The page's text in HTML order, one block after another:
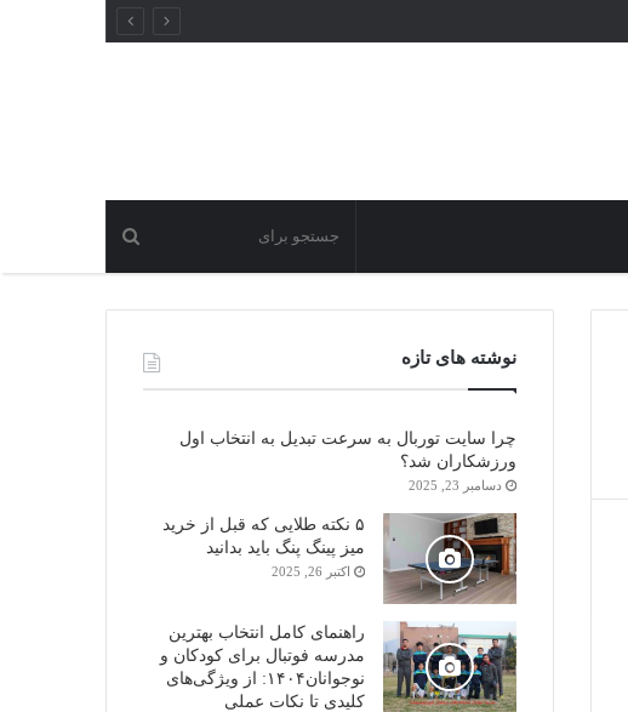
نوشته های تازه
چرا سایت توربال به ‌سرعت تبدیل به انتخاب اول
ورزشکاران شد؟
دسامبر 23, 2025
۵ نکته طلایی که قبل از خرید
میز پینگ پنگ باید بدانید
اکتبر 26, 2025
راهنمای کامل انتخاب بهترین
مدرسه فوتبال برای کودکان و
نوجوانان۱۴۰۴: از ویژگی‌های
کلیدی تا نکات عملی